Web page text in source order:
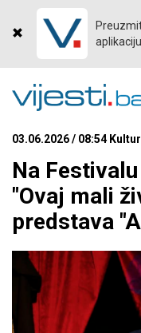
aplikaciju
03.06.2026 / 08:54
Na
"Ovaj mali
predstava